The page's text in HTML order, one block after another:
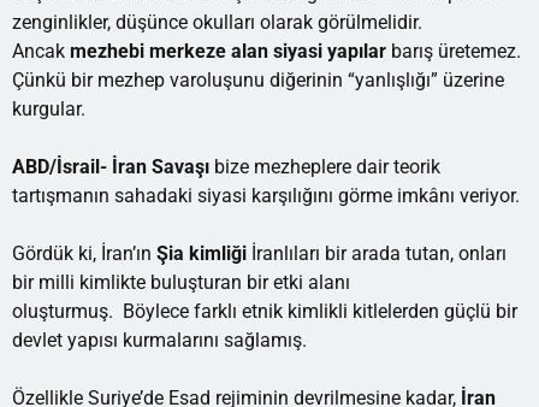
zenginlikler, düşünce okulları olarak görülmelidir.
Ancak mezhebi merkeze alan siyasi yapılar barış üretemez.
Çünkü bir mezhep varoluşunu diğerinin “yanlışlığı” üzerine
kurgular.
ABD/İsrail- İran Savaşı bize mezheplere dair teorik
tartışmanın sahadaki siyasi karşılığını görme imkânı veriyor.
Gördük ki, İran’ın Şia kimliği İranlıları bir arada tutan, onları
bir milli kimlikte buluşturan bir etki alanı
oluşturmuş. Böylece farklı etnik kimlikli kitlelerden güçlü bir
devlet yapısı kurmalarını sağlamış.
Özellikle Suriye’de Esad rejiminin devrilmesine kadar, İran